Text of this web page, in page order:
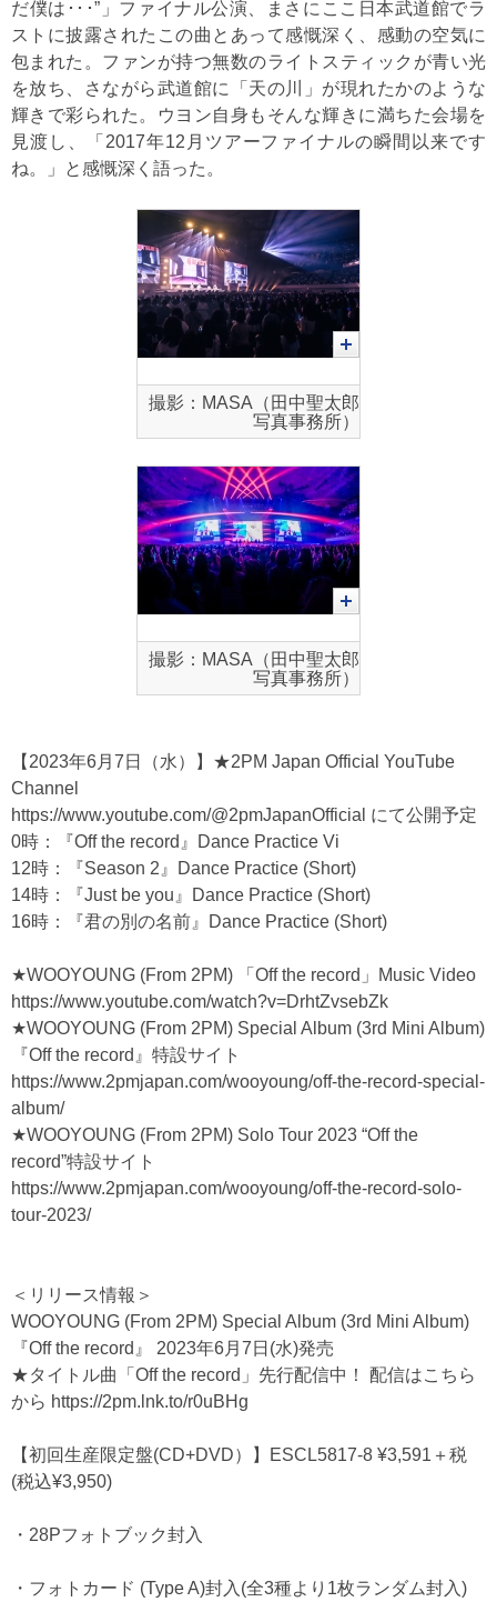
だ僕は･･･”」ファイナル公演、まさにここ日本武道館でラ
ストに披露されたこの曲とあって感慨深く、感動の空気に
包まれた。ファンが持つ無数のライトスティックが青い光
を放ち、さながら武道館に「天の川」が現れたかのような
輝きで彩られた。ウヨン自身もそんな輝きに満ちた会場を
見渡し、「2017年12月ツアーファイナルの瞬間以来です
ね。」と感慨深く語った。
撮影：MASA（田中聖太郎
写真事務所）
撮影：MASA（田中聖太郎
写真事務所）
【2023年6月7日（水）】★2PM Japan Official YouTube
Channel
https://www.youtube.com/@2pmJapanOfficial にて公開予定
0時：『Off the record』Dance Practice Vi
12時：『Season 2』Dance Practice (Short)
14時：『Just be you』Dance Practice (Short)
16時：『君の別の名前』Dance Practice (Short)
★WOOYOUNG (From 2PM) 「Off the record」Music Video
https://www.youtube.com/watch?v=DrhtZvsebZk
★WOOYOUNG (From 2PM) Special Album (3rd Mini Album)
『Off the record』特設サイト
https://www.2pmjapan.com/wooyoung/off-the-record-special-
album/
★WOOYOUNG (From 2PM) Solo Tour 2023 “Off the
record”特設サイト
https://www.2pmjapan.com/wooyoung/off-the-record-solo-
tour-2023/
＜リリース情報＞
WOOYOUNG (From 2PM) Special Album (3rd Mini Album)
『Off the record』 2023年6月7日(水)発売
★タイトル曲「Off the record」先行配信中！ 配信はこちら
から https://2pm.lnk.to/r0uBHg
【初回生産限定盤(CD+DVD）】ESCL5817-8 ¥3,591＋税
(税込¥3,950)
・28Pフォトブック封入
・フォトカード (Type A)封入(全3種より1枚ランダム封入)